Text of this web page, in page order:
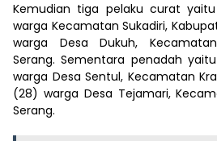
Kemudian tiga pelaku curat
warga Kecamatan Sukadiri,
warga Desa Dukuh,
Serang. Sementara penadah
warga Desa Sentul, Kecamatan
(28) warga Desa Tejamari,
Serang.